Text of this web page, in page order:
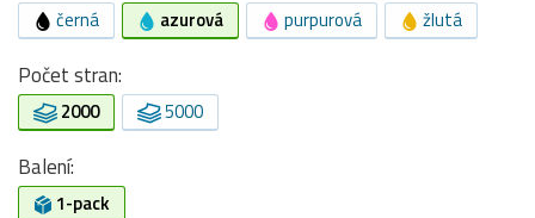
černá azurová purpurová žlutá
Počet stran:
2000 5000
Balení:
1-pack